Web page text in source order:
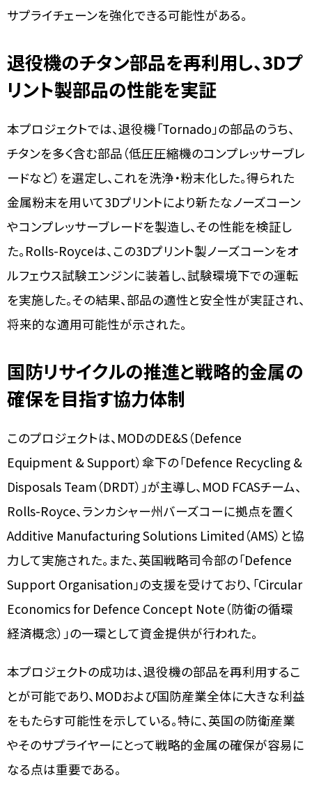
サプライチェーンを強化できる可能性がある。
退役機のチタン部品を再利用し、3Dプ
リント製部品の性能を実証
本プロジェクトでは、退役機「Tornado」の部品のうち、
チタンを多く含む部品（低圧圧縮機のコンプレッサーブレ
ードなど）を選定し、これを洗浄・粉末化した。得られた
金属粉末を用いて3Dプリントにより新たなノーズコーン
やコンプレッサーブレードを製造し、その性能を検証し
た。Rolls-Royceは、この3Dプリント製ノーズコーンをオ
ルフェウス試験エンジンに装着し、試験環境下での運転
を実施した。その結果、部品の適性と安全性が実証され、
将来的な適用可能性が示された。
国防リサイクルの推進と戦略的金属の
確保を目指す協力体制
このプロジェクトは、MODのDE&S（Defence
Equipment & Support）傘下の「Defence Recycling &
Disposals Team（DRDT）」が主導し、MOD FCASチーム、
Rolls-Royce、ランカシャー州バーズコーに拠点を置く
Additive Manufacturing Solutions Limited（AMS）と協
力して実施された。また、英国戦略司令部の「Defence
Support Organisation」の支援を受けており、「Circular
Economics for Defence Concept Note（防衛の循環
経済概念）」の一環として資金提供が行われた。
本プロジェクトの成功は、退役機の部品を再利用するこ
とが可能であり、MODおよび国防産業全体に大きな利益
をもたらす可能性を示している。特に、英国の防衛産業
やそのサプライヤーにとって戦略的金属の確保が容易に
なる点は重要である。